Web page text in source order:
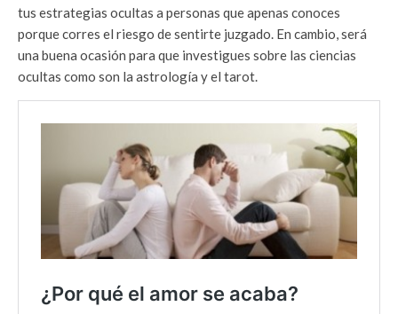
tus estrategias ocultas a personas que apenas conoces
porque corres el riesgo de sentirte juzgado. En cambio, será
una buena ocasión para que investigues sobre las ciencias
ocultas como son la astrología y el tarot.